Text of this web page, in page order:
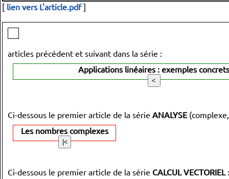
[ lien vers L'article.pdf]
articles précédent et suivant dans la série :
Applications linéaires : exemples concrets
Ci-dessous le premier article de la série ANALYSE
Les nombres complexes
Ci-dessous le premier article de la série CALCUL VECTORIEL: